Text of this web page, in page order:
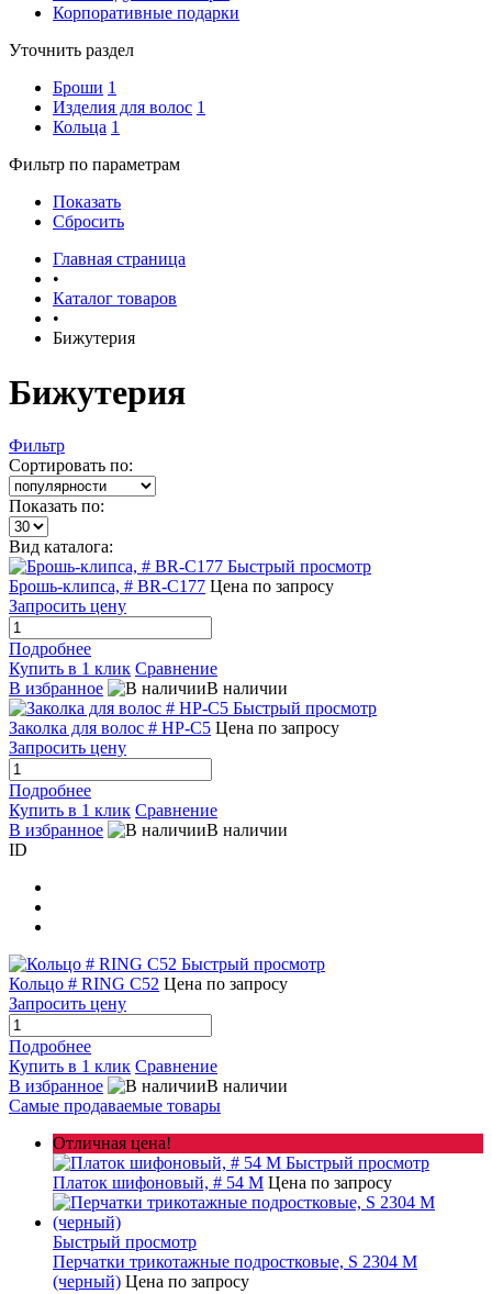
Корпоративные подарки
Уточнить раздел
Броши 1
Изделия для волос 1
Кольца 1
Фильтр по параметрам
Показать
Сбросить
Главная страница
•
Каталог товаров
•
Бижутерия
Бижутерия
Фильтр
Сортировать по:
Показать по:
Вид каталога:
Быстрый просмотр
Брошь-клипса, # BR-C177 Цена по запросу
Запросить цену
Подробнее
Купить в 1 клик Сравнение
В избранное
В наличии
Быстрый просмотр
Заколка для волос # HP-C5 Цена по запросу
Запросить цену
Подробнее
Купить в 1 клик Сравнение
В избранное
В наличии
ID
Быстрый просмотр
Кольцо # RING С52 Цена по запросу
Запросить цену
Подробнее
Купить в 1 клик Сравнение
В избранное
В наличии
Самые продаваемые товары
Отличная цена!
Быстрый просмотр
Платок шифоновый, # 54 M Цена по запросу
Быстрый просмотр
Перчатки трикотажные подростковые, S 2304 M
(черный) Цена по запросу